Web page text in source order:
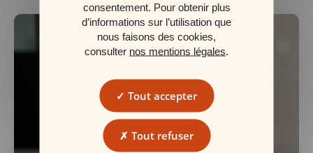
consentement. Pour obtenir plus
d’informations sur l’utilisation que
nous faisons des cookies,
consulter nos mentions légales
Tout accepter
Tout refuser